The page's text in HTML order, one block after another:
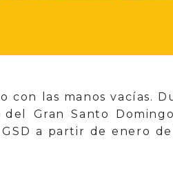
con las manos vacías.
Gran Santo
a partir de enero